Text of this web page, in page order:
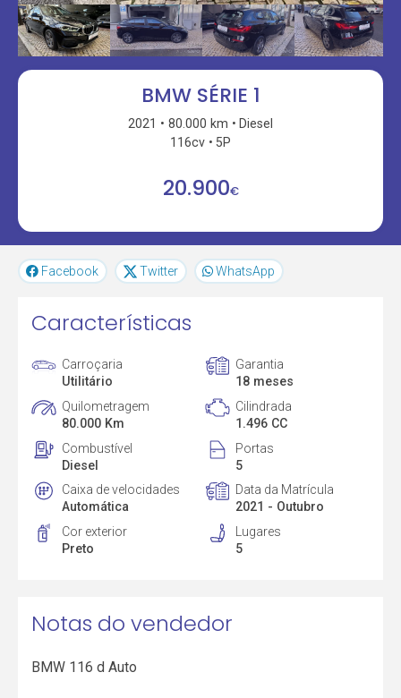
BMW SÉRIE 1
2021 80.000 km
Diesel
116cv
5P
20.900€
Facebook Twitter WhatsApp
Características
Carroçaria
Utilitário
Garantia
18 meses
Quilometragem
80.000 Km
Cilindrada
1.496 CC
Combustível
Diesel
Portas
5
Caixa de velocidades
Automática
Data da Matrícula
2021 - Outubro
Cor exterior
Preto
Lugares
5
Notas do vendedor
BMW 116 d Auto